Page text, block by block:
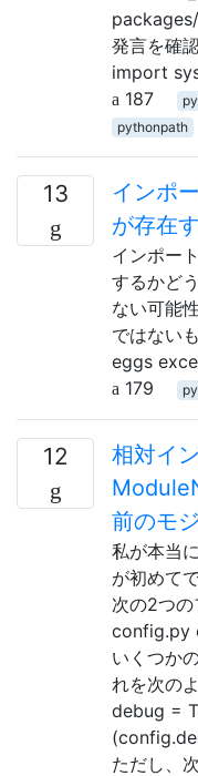
発言を確
import
187
pythonpath
13
インポ
が存在
インポー
するかど
ない可能
ではない
eggs
179
12
相対イ
前のモ
私が本当
が初めて
次の2つ
config.py
いくつか
れを次の
debug =
ただし、